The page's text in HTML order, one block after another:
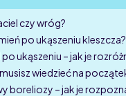
czy wróg?
po ukąszeniu kleszcza?
po ukąszeniu – jak je
wiedzieć na
boreliozy – jak je